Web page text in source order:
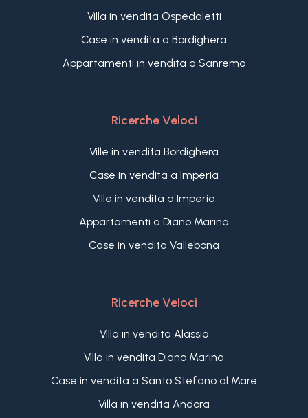
Villa in vendita Ospedaletti
Case in vendita a Bordighera
Appartamenti in vendita a Sanremo
Ricerche Veloci
Ville in vendita Bordighera
Case in vendita a Imperia
Ville in vendita a Imperia
Appartamenti a Diano Marina
Case in vendita Vallebona
Ricerche Veloci
Villa in vendita Alassio
Villa in vendita Diano Marina
Case in vendita a Santo Stefano al Mare
Villa in vendita Andora